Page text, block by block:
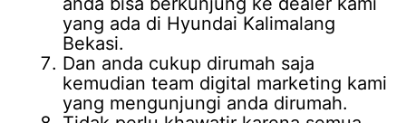
yang ada di Hyundai Kalimalang
Bekasi.
Dan anda cukup dirumah saja
kemudian team digital marketing kami
yang mengunjungi anda dirumah.